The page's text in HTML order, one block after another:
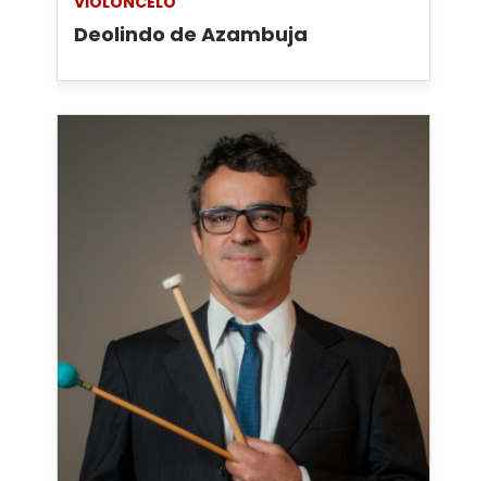
Deolindo de Azambuja